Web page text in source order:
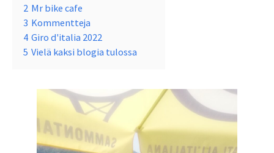
2 Mr bike cafe
3 Kommentteja
4 Giro d'italia 2022
5 Vielä kaksi blogia tulossa